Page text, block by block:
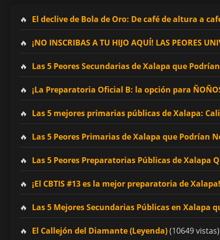
El declive de Bola de Oro: De café de altura a
¡NO INSCRIBAS A TU HIJO AQUÍ! LAS PEORES
Las 5 Peores Secundarias de Xalapa que
¡La Preparatoria Oficial B: la opción para
Las 5 mejores primarias públicas de Xalapa:
Las 5 Peores Primarias de Xalapa que Podrían
Las 5 Peores Preparatorias Públicas de Xalapa
¡El CBTIS #13 es la mejor preparatoria de Xalapa!
Las 5 Mejores Secundarias Públicas en Xalapa
El Callejón del Diamante (Leyenda)(10649 vistas)